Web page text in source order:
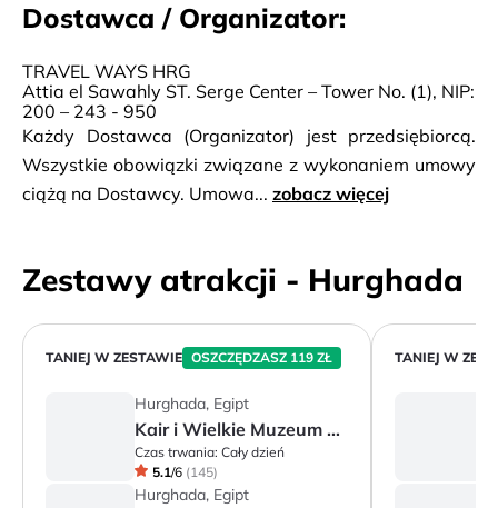
Dostawca / Organizator:
TRAVEL WAYS HRG
Attia el Sawahly ST. Serge Center – Tower No. (1), NIP:
200 – 243 - 950
Każdy Dostawca (Organizator) jest przedsiębiorcą.
Wszystkie obowiązki związane z wykonaniem umowy
ciążą na Dostawcy. Umowa... zobacz więcej
Zestawy atrakcji - Hurghada
TANIEJ W ZESTAWIE OSZCZĘDZASZ 119 ZŁ
Hurghada, Egipt
Kair i Wielkie Muzeum Egipskie
Czas trwania: Cały dzień
5.1/6 (145)
Hurghada, Egipt
TANIEJ W